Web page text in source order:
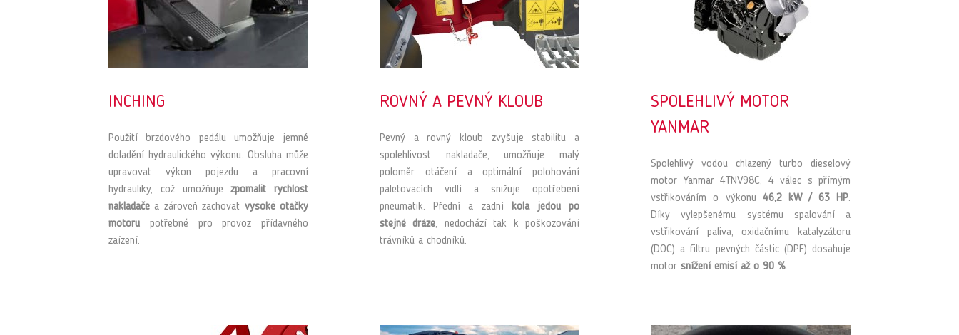
INCHING
Použití brzdového pedálu umožňuje jemné
doladění hydraulického výkonu. Obsluha může
upravovat výkon pojezdu a pracovní
hydrauliky, což umožňujezpomalit rychlost
nakladače a zároveň zachovat vysoké otáčky
motoru potřebné pro provoz přídavného
zaízení.
ROVNÝ A PEVNÝ KLOUB
Pevný a rovný kloub zvyšuje stabilitu a
spolehlivost nakladače, umožňuje malý
poloměr otáčení a optimální polohování
paletovacích vidlí a snižuje opotřebení
pneumatik. Přední a zadní
kola jedou po
stejné dráze, nedochází tak k poškozování
trávníků a chodníků.
SPOLEHLIVÝ MOTOR
YANMAR
Spolehlivý vodou chlazený turbo dieselový
motor Yanmar 4TNV98C, 4 válec s přímým
vstřikováním o výkonu 46,2 kW / 63 HP.
Díky vylepšenému systému spalování a
vstřikování paliva, oxidačnímu katalyzátoru
(DOC) a filtru pevných částic (DPF) dosahuje
motor snížení emisí až o 90 %.